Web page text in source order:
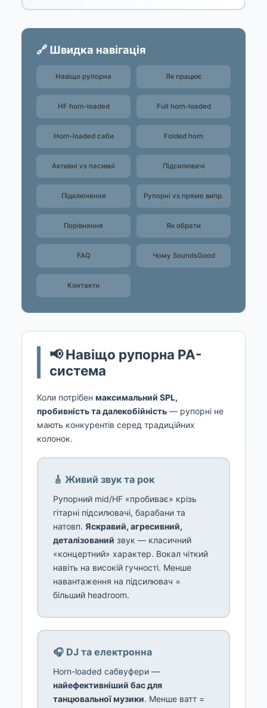
🔗 Швидка навігація
Навіщо рупорна Як працює
HF horn-loaded Full horn-loaded
Horn-loaded саби Folded horn
Активні vs пасивні Підсилювачі
Підключення Рупорні vs пряме випр.
Порівняння Як обрати
FAQ Чому SoundsGood
Контакти
📢 Навіщо рупорна PA-
система
Коли потрібен максимальний SPL,
пробивність та далекобійність — рупорні не
мають конкурентів серед традиційних
колонок.
🎸 Живий звук та рок
Рупорний mid/HF «пробиває» крізь
гітарні підсилювачі, барабани та
натовп. Яскравий, агресивний,
деталізований звук — класичний
«концертний» характер. Вокал чіткий
навіть на високій гучності. Менше
навантаження на підсилювач =
більший headroom.
🎧 DJ та електронна
Horn-loaded сабвуфери —
найефективніший бас для
танцювальної музики. Менше ватт =